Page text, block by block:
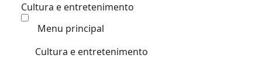
Cultura e entretenimento
Menu principal
Cultura e entretenimento